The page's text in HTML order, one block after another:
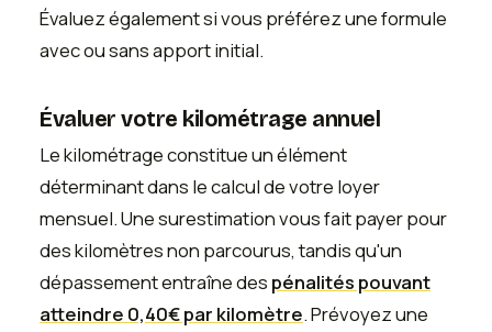
Évaluez également si vous préférez une formule
avec ou sans apport initial.
Évaluer votre kilométrage annuel
Le kilométrage constitue un élément
déterminant dans le calcul de votre loyer
mensuel. Une surestimation vous fait payer pour
des kilomètres non parcourus, tandis qu'un
dépassement entraîne des pénalités pouvant
atteindre 0,40€ par kilomètre. Prévoyez une